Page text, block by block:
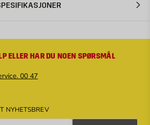
ELLER HAR DU NOEN SPØRSMÅL
00 47
NYHETSBREV